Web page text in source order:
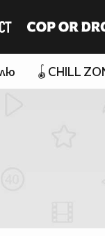
🪀CHILL